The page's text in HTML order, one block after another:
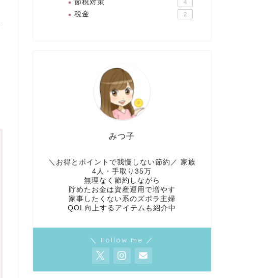
節税対策 4
税金 2
みつ子
＼お得とポイントで我慢しない節約／ 家族
4人・手取り35万
無理なく節約しながら
貯めたお金は資産運用で増やす
家事したくない系のズボラ主婦
QOL向上するアイテムも紹介中
＼ Follow me ／